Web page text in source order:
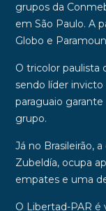
grupos da
em São Paulo. A
Globo e
O tricolor paulista
sendo líder invicto
paraguaio
grupo.
Já no Brasileirão,
Zubeldía,ocupa
empates e uma
O Libertad-PAR